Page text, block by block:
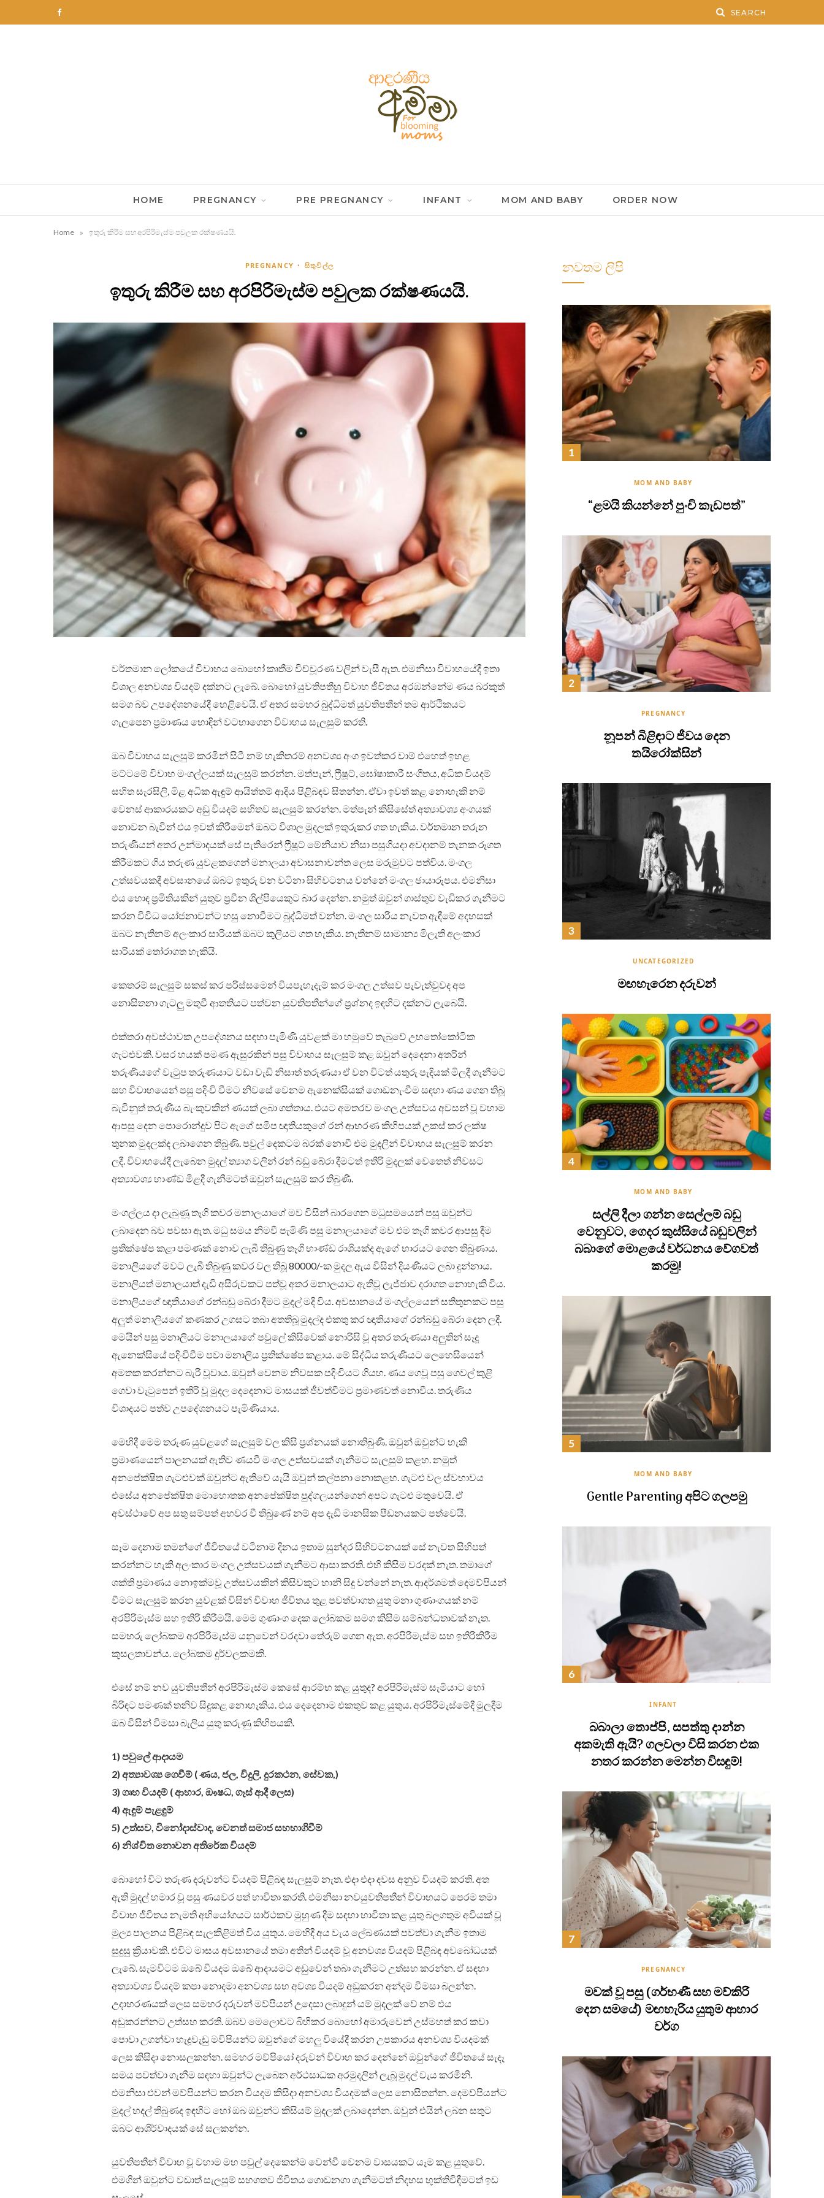
F
k
HOME PREGNANCY PRE PREGNANCY INFANT MOM AND BABY ORDER NOW
Home » ඉතුරු කිරීම සහ අරපිරිමැස්ම පවුලක රක්ෂණයයි.
PREGNANCY සිතුවිල්ල
ඉතුරු කිරීම සහ අරපිරිමැස්ම පවුලක රක්ෂණයයි.
වර්තමාන ලෝකයේ විවාහය බොහෝ කෘතීම විච්චූරණ වලින් වැසී ඇත. එමනිසා විවාහයේදී ඉතා
විශාල අනවශ්‍ය වියදම් දක්නට ලැබේ. බොහෝ යුවතිපතීහු විවාහ ජීවිතය අරඹන්නේම ණය බරකුත්
සමග බව උපදේශනයේදී හෙළිවෙයි. ඒ අතර සමහර බුද්ධිමත් යුවතිපතීන් තම ආර්ථිකයට
ගැලපෙන ප්‍රමාණය හොඳින් වටහාගෙන විවාහය සැලසුම් කරති.
ඔබ විවාහය සැලසුම් කරමින් සිටී නම් හැකිතරම් අනවශ්‍ය අංග ඉවත්කර චාම් එහෙත් ඉහළ
මට්ටමේ විවාහ මංගල්ලයක් සැලසුම් කරන්න. මත්පැන්, ෆ්‍රීෂූට්, ඝෝෂාකාරී සංගීතය, අධික වියදම්
සහිත සැරසිලි, මිළ අධික ඇඳුම් ආයිත්තම් ආදිය පිළිබඳව සිතන්න. ඒවා ඉවත් කළ නොහැකි නම්
වෙනස් ආකාරයකට අඩු වියදම් සහිතව සැලසුම් කරන්න. මත්පැන් කිසිසේත් අත්‍යාවශ්‍ය අංගයක්
නොවන බැවින් එය ඉවත් කිරීමෙන් ඔබට විශාල මුදලක් ඉතුරුකර ගත හැකිය. වර්තමාන තරුන
තරුණියන් අතර උන්මාදයක් සේ පැතිරෙන් ෆ්‍රීෂූට් මේනියාව නිසා පසුගියදා අවදානම් තැනක රූගත
කිරීමකට ගිය තරුණ යුවළකගෙන් මනාලයා අවාසනාවන්ත ලෙස මරුමුවට පත්විය. මංගල
උත්සවයකදී අවසානයේ ඔබට ඉතුරු වන වටිනා සිහිවටනය වන්නේ මංගල ඡායාරූපය. එමනිසා
එය හොඳ ප්‍රමිතියකින් යුතුව ප්‍රවීන ශිල්පියෙකුට බාර දෙන්න. නමුත් ඔවුන් ගාස්තුව වැඩිකර ගැනීමට
කරන විවිධ යෝජනාවන්ට හසු නොවීමට බුද්ධිමත් වන්න. මංගල සාරිය නැවත ඇඳීමේ අදහසක්
ඔබට නැතිනම් අලංකාර සාරියක් ඔබට කුලියට ගත හැකිය. නැතිනම් සාමාන්‍ය මිලැති අලංකාර
සාරියක් තෝරාගත හැකියි.
කෙතරම් සැලසුම් සකස් කර පරිස්සමෙන් වියපැහැදැම් කර මංගල උත්සව පැවැත්වුවද අප
නොසිතනා ගැටලු‍ මතුවී ආතතියට පත්වන යුවතිපතීන්ගේ ප්‍රශ්නද ඉඳහිට දක්නට ලැබෙයි.
එක්තරා අවස්ථාවක උපදේශනය සඳහා පැමිණි යුවළක් මා හමුවේ තැබුවේ උභතෝකෝටික
ගැටළුවකි. වසර හයක් පමණ ඇසුරකින් පසු විවාහය සැලසුම් කළ ඔවුන් දෙදෙනා අතරින්
තරුණියගේ වැටුප තරුණයාට වඩා වැඩි නිසාත් තරුණයා ඒ වන විටත් යතුරු පැදියක් මිලදී ගැනීමට
සහ විවාහයෙන් පසු පදිංචි වීමට නිවසේ වෙනම ඇනෙක්සියක් ගොඩනැංවීම සඳහා ණය ගෙන තිබූ
බැවිනුත් තරුණිය බැංකුවකින් ණයක් ලබා ගත්තාය. එයට අමතරව මංගල උත්සවය අවසන් වූ වහාම
ආපසු දෙන පොරොන්දුව පිට ඇගේ සමීප ඥාතියකුගේ රන් ආභරණ කිහිපයක් උකස් කර ලක්ෂ
තුනක මුදලක්ද ලබාගෙන තිබුණි. පවුල් දෙකටම බරක් නොවී එම මුදලින් විවාහය සැලසුම් කරන
ලදී. විවාහයේදී ලැබෙන මුදල් ත්‍යාග වලින් රන් බඩු බේරා දීමටත් ඉතිරි මුදලක් වෙතෙත් නිවසට
අත්‍යාවශ්‍ය භාණ්ඩ මිළදී ගැනීමටත් ඔවුන් සැලසුම් කර තිබුණි.
මංගල්ලය දා ලැබුණූ තෑගි කවර මනාලයාගේ මව විසින් බාරගෙන මධුසමයෙන් පසු ඔවුන්ට
ලබාදෙන බව පවසා ඇත. මධු සමය නිමවී පැමිණි පසු මනාලයාගේ මව එම තෑගි කවර ආපසු දීම
ප්‍රතික්ෂේප කළා පමණක් නොව ලැබී තිබුණු තෑගි භාණ්ඩ රාශියක්ද ඇගේ භාරයට ගෙන තිබුණාය.
මනාලියගේ මවට ලැබී තිබුණු කවර වල තිබූ 80000/-ක මුදල ඇය විසින් දියණියට ලබා දුන්නාය.
මනාලියත් මනාලයාත් දැඩි අසීරුවකට පත්වූ අතර මනාලයාට ඇතිවූ ලැජ්ජාව දරාගත නොහැකි විය.
මනාලියගේ ඥාතියාගේ රන්බඩු බේරා දීමට මුදල් මදි විය. අවසානයේ මංගල්ලයෙන් සතිතුනකට පසු
අලු‍ත් මනාලියගේ කණකර උගසට තබා අතතිබූ මුදල්ද එකතු කර ඥාතියාගේ රන්බඩු බේරා දෙන ලදී.
මෙයින් පසු මනාලියට මනාලයාගේ පවුලේ කිසිවෙක් නොරිසි වූ අතර තරුණයා අලු‍තින් සෑදූ
ඇනෙක්සියේ පදිංචිවීම පවා මනාලිය ප්‍රතික්ෂේප කළාය. මේ සිද්ධිය තරුණියට ලෙහෙසියෙන්
අමතක කරන්නට බැරි වූවාය. ඔවුන් වෙනම නිවසක පදිංචියට ගියහ. ණය ගෙවූ පසු ගෙවල් කුළි
ගෙවා වැටුපෙන් ඉතිරි වූ මුදල දෙදෙනාට මාසයක් ජීවත්වීමට ප්‍රමාණවත් නොවීය. තරුණිය
විශාදයට පත්ව උපදේශනයට පැමිණියාය.
මෙහිදී මෙම තරුණ යුවළගේ සැලසුම් වල කිසි ප්‍රශ්නයක් නොතිබුණි. ඔවුන් ඔවුන්ට හැකි
ප්‍රමාණයෙන් පාලනයක් ඇතිව ණයවී මංගල උත්සවයක් ගැනීමට සැලසුම් කළහ. නමුත්
අනපේක්ෂිත ගැටළුවක් ඔවුන්ට ඇතිවේ යැයි ඔවුන් කල්පනා නොකළහ. ගැටළු වල ස්වභාවය
එසේය අනපේක්ෂිත මොහොතක අනපේක්ෂිත පුද්ගලයන්ගෙන් අපට ගැටළු මතුවෙයි. ඒ
අවස්ථාවේ අප සතු සම්පත් අහවර වී තිබුණේ නම් අප දැඩි මානසික පීඩනයකට පත්වෙයි.
සෑම දෙනාම තමන්ගේ ජීවිතයේ වටිනාම දිනය ඉතාම සුන්දර සිහිවටනයක් සේ නැවත සිහිපත්
කරන්නට හැකි අලංකාර මංගල උත්සවයක් ගැනීමට ආසා කරති. එහි කිසිම වරදක් නැත. තමාගේ
ශක්ති ප්‍රමාණය නොඉක්මවූ උත්සවයකින් කිසිවකුට හානි සිදු වන්නේ නැත. ආදර්ශමත් දෙමව්පියන්
වීමට සැලසුම් කරන යුවළක් විසින් විවාහ ජීවිතය තුළ පවත්වාගත යුතු මනා ගුණාංගයක් නම්
අරපිරිමැස්ම සහ ඉතිරි කිරීමයි. මෙම ගුණාංග දෙක ලෝබකම සමග කිසිම සම්බන්ධතාවක් නැත.
සමහරු ලෝබකම අරපිරිමැස්ම යනුවෙන් වරදවා තේරුම් ගෙන ඇත. අරපිරිමැස්ම සහ ඉතිරිකිරීම
කුසලතාවන්ය. ලෝබකම දුර්වලකමකි.
එසේ නම් නව යුවතිපතීන් අරපිරිමැස්ම කෙසේ ආරම්භ කළ යුතුද? අරපිරිමැස්ම සැමියාට හෝ
බිරිඳට පමණක් තනිව සිදුකළ නොහැකිය. එය දෙදෙනාම එකතුව කළ යුතුය. අරපිරිමැස්මේදී මුලදීම
ඔබ විසින් විමසා බැලිය යුතු කරුණු කිහිපයකි.
1) පවුලේ ආදායම
2) අත්‍යාවශ්‍ය ගෙවීම් ( ණය, ජල, විදුලි, දුරකථන, සේවක,)
3) ගෘහ වියදම් ( ආහාර, ඖෂධ, ගෑස් ආදී ලෙස)
4) ඇඳුම් පැළඳුම්
5) උත්සව, විනෝදාස්වාද, වෙනත් සමාජ සහභාගිවීම්
6) නිශ්චිත නොවන අතිරේක වියදම්
බොහෝ විට තරුණ දරුවන්ට වියදම් පිළිබඳ සැලසුම් නැත. එදා එදා දවස අනුව වියදම් කරති. අත
ඇති මුදල් හමාර වූ පසු ණයවර පත් භාවිතා කරති. එමනිසා නවයුවතිපතීන් විවාහයට පෙරම තමා
විවාහ ජීවිතය නැමති අභියෝගයට සාර්ථකව මුහුණ දීම සඳහා භාවිතා කළ යුතු බලගතුම අවියක් වූ
මුල්‍ය පාලනය පිළිබඳ සැලකිළිමත් විය යුතුය. මෙහිදී අය වැය ලේඛණයක් පවත්වා ගැනීම ඉතාම
සුදුසු ක්‍රියාවකි. එවිට මාසය අවසානයේ තමා අතින් වියදම් වූ අනවශ්‍ය වියදම් පිළිබඳ අවබෝධයක්
ලැබේ. සැමවිටම ඔබේ වියදම ඔබේ ආදායමට අඩුවෙන් තබා ගැනීමට උත්සහ කරන්න. ඒ සඳහා
අත්‍යාවශ්‍ය වියදම් කපා නොදමා අනවශ්‍ය සහ අවශ්‍ය වියදම් අඩුකරන අන්දම විමසා බලන්න.
උදාහරණයක් ලෙස සමහර දරුවන් මව්පියන් උදෙසා ලබාදුන් යම් මුදලක් වේ නම් එය
අඩුකරන්නට උත්සහ කරති. ඔබව මෙලොවට බිහිකර බොහෝ අමාරුවෙන් උස්මහත් කර කවා
පොවා උගන්වා හැදූවැඩු මවිපියන්ට ඔවුන්ගේ මහලු‍ වියේදී කරන උපකාරය අනවශ්‍ය වියදමක්
ලෙස කිසිදා නොසලකන්න. සමහර මව්පියෝ දරුවන් විවාහ කර දෙන්නේ ඔවුන්ගේ ජීවිතයේ සැදෑ
සමය පවත්වා ගැනීම සඳහා ඔවුන්ට ලැබෙන අර්ථසාධක අරමුදලින් ලැබූ මුදල් වැය කරමිනි.
එමනිසා එවන් මව්පියන්ට කරන වියදම කිසිදා අනවශ්‍ය වියදමක් ලෙස නොසිතන්න. දෙමව්පියන්ට
මුදල් හදල් තිබුණද ඉඳහිට හෝ ඔබ ඔවුන්ට කිසියම් මුදලක් ලබාදෙන්න. ඔවුන් එයින් ලබන සතුට
ඔබට ආශිර්වාදයක් සේ සලකන්න.
යුවතිපතීන් විවාහ වූ වහාම මහ පවුල් දෙකෙන්ම වෙන්වී වෙනම වාසයකට යෑම කළ යුතුවේ.
එමගින් ඔවුන්ට වඩාත් සැලසුම් සහගතව ජීවිතය ගොඩනගා ගැනීමටත් නිදහස භුක්තිවිඳීමටත් ඉඩ
නවතම ලිපි
MOM AND BABY
“ළමයි කියන්නේ පුංචි කැඩපත්”
PREGNANCY
නූපන් බිළිඳාට ජීවය දෙන
තයිරෝක්සින්
UNCATEGORIZED
මඟහැරෙන දරුවන්
MOM AND BABY
සල්ලි දීලා ගන්න සෙල්ලම් බඩු
වෙනුවට, ගෙදර කුස්සියේ බඩුවලින්
බබාගේ මොළයේ වර්ධනය වේගවත්
කරමු!
MOM AND BABY
Gentle Parenting අපිට ගලපමු
INFANT
බබාලා තොප්පි, සපත්තු දාන්න
අකමැති ඇයි? ගලවලා විසි කරන එක
නතර කරන්න මෙන්න විසඳුම්!
PREGNANCY
මවක් වූ පසු (ගර්භණී සහ මව්කිරි
දෙන සමයේ) මඟහැරිය යුතුම ආහාර
වර්ග